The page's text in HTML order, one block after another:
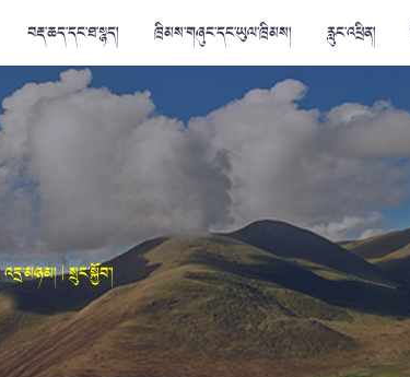
བརྡ་ཆད་དང་ཐ་སྙད། ཁྲིམས་གཞུང་དང་ཡུལ་ཁྲིམས། རླུང་འཕྲིན།
འདྲ་མཉམ། | སྲུང་སྐྱོབ་།